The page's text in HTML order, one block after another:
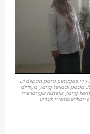
Di depan para petugas
dirinya yang terjadi pada
menangis histeris yang
untuk memberikan